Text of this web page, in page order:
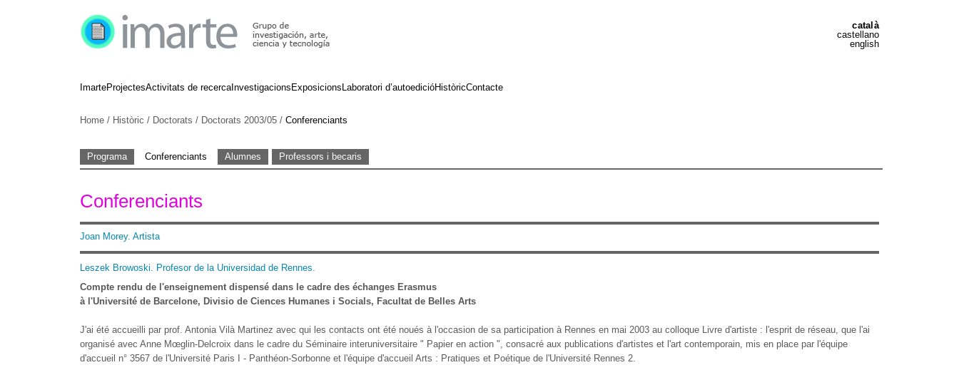
català
castellano
english
ImarteProjectesActivitats de recercaInvestigacions Exposicions Laboratori d’autoedicióHistòricContacte
Home / Històric / Doctorats / Doctorats 2003/05 / Conferenciants
Programa Conferenciants Alumnes Professors i becaris
Conferenciants
Joan Morey. Artista
Leszek Browoski. Profesor de la Universidad de Rennes.
Compte rendu de l'enseignement dispensé dans le cadre des échanges Erasmus
à l'Université de Barcelone, Divisio de Ciences Humanes i Socials, Facultat de Belles Arts
J'ai été accueilli par prof. Antonia Vilà Martinez avec qui les contacts ont été noués à l'occasion de sa participation à Rennes en mai 2003 au colloque Livre d'artiste : l'esprit de réseau, que l'ai
organisé avec Anne Mœglin-Delcroix dans le cadre du Séminaire interuniversitaire " Papier en action ", consacré aux publications d'artistes et l'art contemporain, mis en place par l'équipe
d'accueil n° 3567 de l'Université Paris I - Panthéon-Sorbonne et l'équipe d'accueil Arts : Pratiques et Poétique de l'Université Rennes 2.